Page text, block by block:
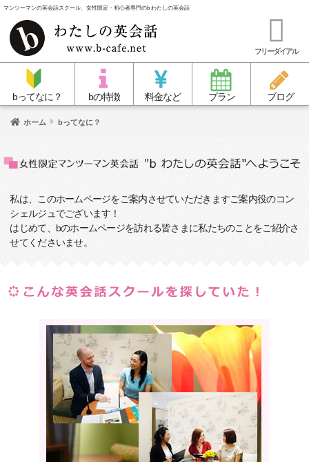
マンツーマンの英会話スクール、女性限定・初心者専門のb わたしの英会話
フリーダイアル
bってなに？ bの特徴 料金など プラン ブログ
ホーム bってなに？
私は、このホームページをご案内させていただきますご案内役のコン
シェルジュでございます！
はじめて、bのホームページを訪れる皆さまに私たちのことをご紹介さ
せてくださいませ。